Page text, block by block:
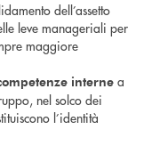
dell’assetto
leve manageriali per
maggiore
interne a
nel solco dei
l’identità